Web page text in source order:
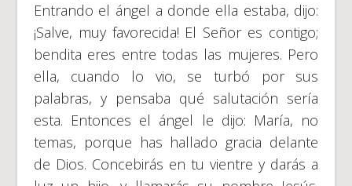
Entrando el ángel a donde ella estaba, dijo:
¡Salve, muy favorecida! El Señor es contigo;
bendita eres entre todas las mujeres. Pero
ella, cuando lo vio, se turbó por sus
palabras, y pensaba qué salutación sería
esta. Entonces el ángel le dijo: María, no
temas, porque has hallado gracia delante
de Dios. Concebirás en tu vientre y darás a